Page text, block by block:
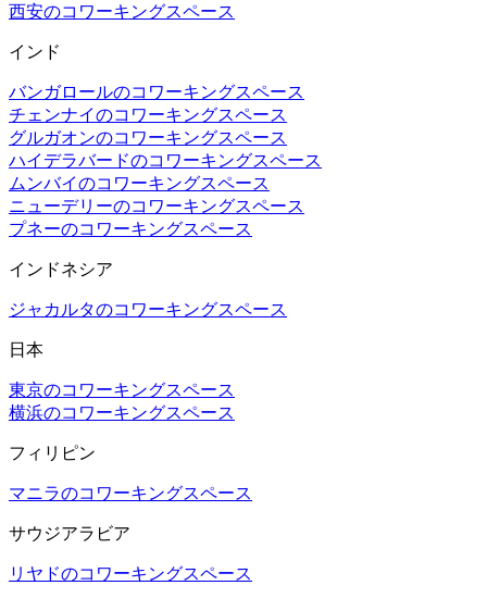
西安のコワーキングスペース
インド
バンガロールのコワーキングスペース
チェンナイのコワーキングスペース
グルガオンのコワーキングスペース
ハイデラバードのコワーキングスペース
ムンバイのコワーキングスペース
ニューデリーのコワーキングスペース
プネーのコワーキングスペース
インドネシア
ジャカルタのコワーキングスペース
日本
東京のコワーキングスペース
横浜のコワーキングスペース
フィリピン
マニラのコワーキングスペース
サウジアラビア
リヤドのコワーキングスペース